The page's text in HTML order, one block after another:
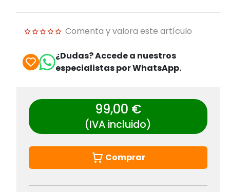
Comenta y valora este artículo
¿Dudas? Accede a nuestros
especialistas por WhatsApp.
99,00 €
(IVA incluido)
Comprar